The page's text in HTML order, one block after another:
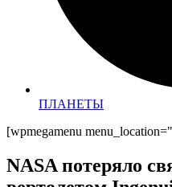
ПЛАНЕТЫ
[wpmegamenu
NASA потеряло